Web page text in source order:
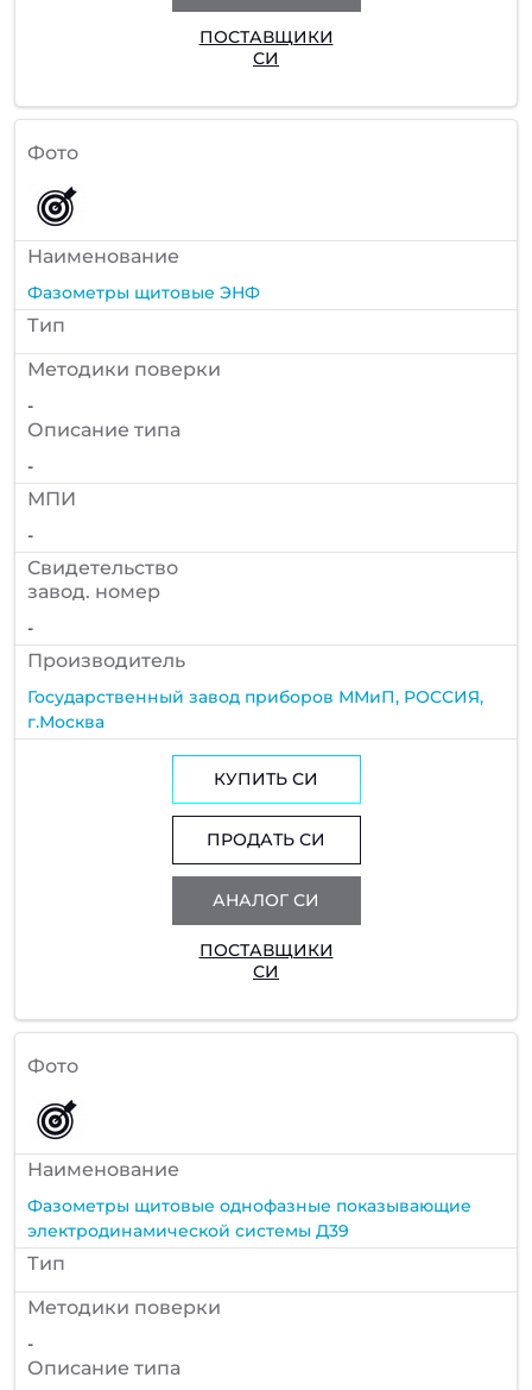
ПОСТАВЩИКИ
СИ
Фото
Наименование
Фазометры щитовые ЭНФ
Тип
Методики поверки
-
Описание типа
-
МПИ
-
Cвидетельство
завод. номер
-
Производитель
Государственный завод приборов ММиП, РОССИЯ,
г.Москва
КУПИТЬ СИ
ПРОДАТЬ СИ
АНАЛОГ СИ
ПОСТАВЩИКИ
СИ
Фото
Наименование
Фазометры щитовые однофазные показывающие
электродинамической системы Д39
Тип
Методики поверки
-
Описание типа